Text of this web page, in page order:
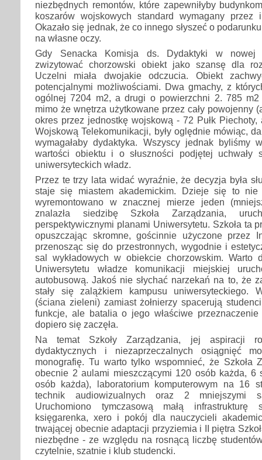
niezbędnych remontów, które zapewniłyby
koszarów wojskowych standard wymagany przez
Okazało się jednak, że co innego słyszeć o
na własne oczy.
Gdy Senacka Komisja ds. Dydaktyki w nowej
zwizytować chorzowski obiekt jako szansę dla
Uczelni miała dwojakie odczucia. Obiekt
potencjalnymi możliwościami. Dwa gmachy, z
ogólnej 7204 m2, a drugi o powierzchni 2. 785 m2
mimo że wnętrza użytkowane przez cały powojenny
okres przez jednostkę wojskową - 72 Pułk
Wojskową Telekomunikacji, były oględnie mówiąc,
wymagałaby dydaktyka. Wszyscy jednak byliśmy
wartości obiektu i o słuszności podjętej uchwały
uniwersyteckich władz.
Przez te trzy lata widać wyraźnie, że decyzja była
staje się miastem akademickim. Dzieje się to
wyremontowano w znacznej mierze jeden
znalazła siedzibę Szkoła Zarządzania,
perspektywicznymi planami Uniwersytetu. Szkoła ta
opuszczając skromne, gościnnie użyczone przez
przenosząc się do przestronnych, wygodnie i
sal wykładowych w obiekcie chorzowskim. Warto
Uniwersytetu władze komunikacji miejskiej
autobusową. Jakoś nie słychać narzekań na to, że
stały się zalążkiem kampusu uniwersyteckiego.
(ściana zieleni) zamiast żołnierzy spacerują
funkcje, ale batalia o jego właściwe przeznaczenie
dopiero się zaczęła.
Na temat Szkoły Zarządzania, jej aspiracji
dydaktycznych i niezaprzeczalnych osiągnięć
monografię. Tu warto tylko wspomnieć, że Szkoła
obecnie 2 aulami mieszczącymi 120 osób każda, 6
osób każda), laboratorium komputerowym na 16
technik audiowizualnych oraz 2 mniejszymi
Uruchomiono tymczasową małą
księgarenka, xero i pokój dla nauczycieli
trwającej obecnie adaptacji przyziemia i II piętra
niezbędne - ze względu na rosnącą liczbę
czytelnie, szatnie i klub studencki.